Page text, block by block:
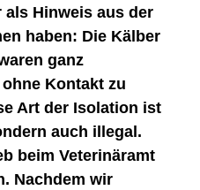
Hinweis aus der
haben: Die Kälber
ganz
Kontakt zu
Art der Isolation ist
auch illegal.
beim Veterinäramt
Nachdem wir